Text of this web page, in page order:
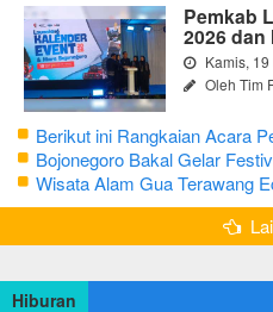
Pemkab
2026
Kamis,
Oleh Tim
Berikut ini Rangkaian Acara
Ke-348 Tahun 2025
Bojonegoro Bakal Gelar
Wisata Alam Gua Terawang
Menarik
Hiburan